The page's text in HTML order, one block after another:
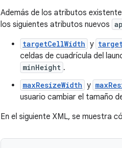
Además de los atributos
los siguientes atributos nuevos
targetCellWidth y
celdas de cuadrícula del
minHeight .
maxResizeWidth y
usuario cambiar el tamaño
En el siguiente XML, se muestra